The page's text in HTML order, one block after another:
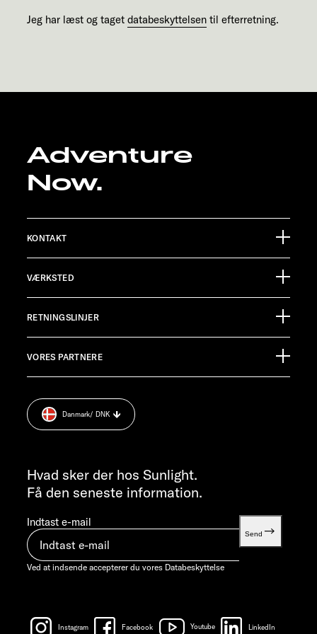
Jeg har læst og taget databeskyttelsen til efterretning.
Adventure
Now.
KONTAKT
Ölmühlestraße 6
88299 Leutkirch
Germany
KUNDESERVICE
service@service.sunlight.de
MANDAG-TORSDAG 07:30 - 12:00 OG 13:00 - 16:00 / FREDAG ​​
07:30 - 12:00
info@sunlight.de
VÆRKSTED
Informationsmateriale
RETNINGSLINJER
Aftryk
Cookie Consent
Vægt information
VORES PARTNERE
Hvad sker der hos Sunlight.
Få den seneste information.
Indtast e-mail
Send
Ved at indsende accepterer du vores Databeskyttelse
Instagram Facebook Youtube LinkedIn
Danmark/ DNK